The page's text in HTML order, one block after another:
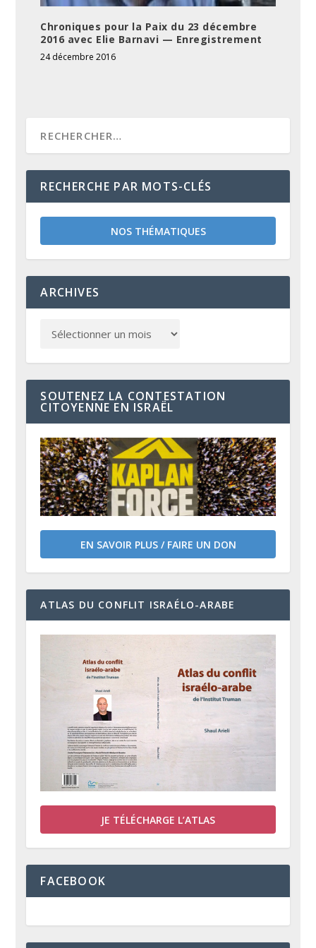
Chroniques pour la Paix du 23 décembre
2016 avec Elie Barnavi — Enregistrement
24 décembre 2016
RECHERCHE PAR MOTS-CLÉS
NOS THÉMATIQUES
ARCHIVES
SOUTENEZ LA CONTESTATION
CITOYENNE EN ISRAËL
EN SAVOIR PLUS / FAIRE UN DON
ATLAS DU CONFLIT ISRAÉLO-ARABE
JE TÉLÉCHARGE L’ATLAS
FACEBOOK